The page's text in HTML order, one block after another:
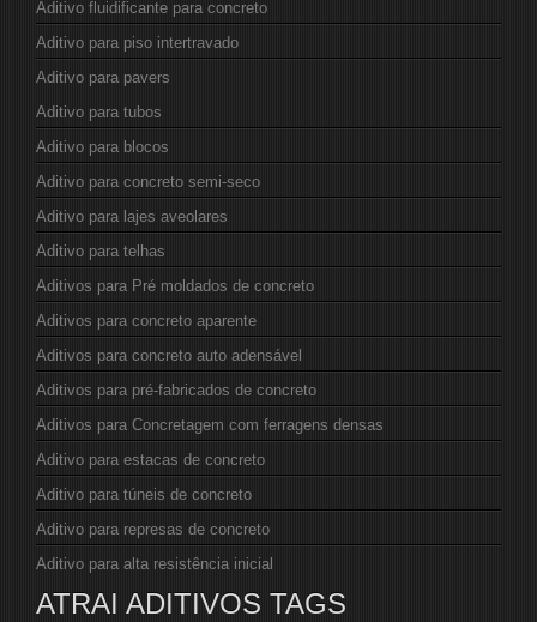
Aditivo fluidificante para concreto
Aditivo para piso intertravado
Aditivo para pavers
Aditivo para tubos
Aditivo para blocos
Aditivo para concreto semi-seco
Aditivo para lajes aveolares
Aditivo para telhas
Aditivos para Pré moldados de concreto
Aditivos para concreto aparente
Aditivos para concreto auto adensável
Aditivos para pré-fabricados de concreto
Aditivos para Concretagem com ferragens densas
Aditivo para estacas de concreto
Aditivo para túneis de concreto
Aditivo para represas de concreto
Aditivo para alta resistência inicial
ATRAI ADITIVOS TAGS